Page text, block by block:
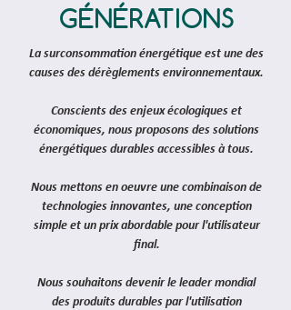
GÉNÉRATIONS
La surconsommation énergétique est une des
causes des dérèglements environnementaux.
Conscients des enjeux écologiques et
économiques, nous proposons des solutions
énergétiques durablesaccessiblesà tous.
Nous mettons en oeuvre une combinaison de
technologies innovantes, une conception
simple et un prix abordable pour l'utilisateur
final.
Nous souhaitons devenir le leader mondial
des produits durables par l'utilisation